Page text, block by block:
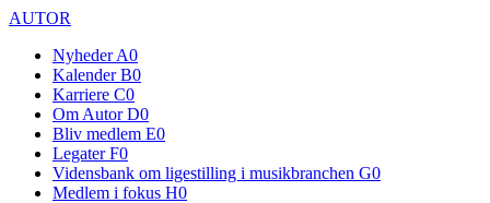
AUTOR
Nyheder A0
Kalender B0
Karriere C0
Om Autor D0
Bliv medlem E0
Legater F0
Vidensbank om ligestilling i musikbranchen G0
Medlem i fokus H0